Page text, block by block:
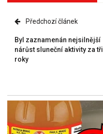
Předchozí článek
Byl zaznamenán nejsilnější
nárůst sluneční aktivity za tři
roky